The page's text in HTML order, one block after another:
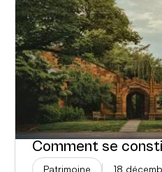
Comment se
Patrimoine 18